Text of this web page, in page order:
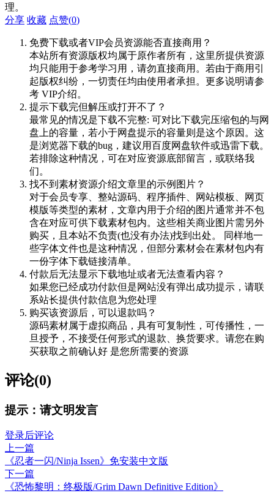
理。
分享 收藏 点赞(0)
免费下载或者VIP会员资源能否直接商用？
本站所有资源版权均属于原作者所有，这里所提供资源
均只能用于参考学习用，请勿直接商用。若由于商用引
起版权纠纷，一切责任均由使用者承担。更多说明请参
考 VIP介绍。
提示下载完但解压或打开不了？
最常见的情况是下载不完整: 可对比下载完压缩包的与网
盘上的容量，若小于网盘提示的容量则是这个原因。这
是浏览器下载的bug，建议用百度网盘软件或迅雷下载。
若排除这种情况，可在对应资源底部留言，或联络我
们。
找不到素材资源介绍文章里的示例图片？
对于会员专享、整站源码、程序插件、网站模板、网页
模版等类型的素材，文章内用于介绍的图片通常并不包
含在对应可供下载素材包内。这些相关商业图片需另外
购买，且本站不负责(也没有办法)找到出处。 同样地一
些字体文件也是这种情况，但部分素材会在素材包内有
一份字体下载链接清单。
付款后无法显示下载地址或者无法查看内容？
如果您已经成功付款但是网站没有弹出成功提示，请联
系站长提供付款信息为您处理
购买该资源后，可以退款吗？
源码素材属于虚拟商品，具有可复制性，可传播性，一
旦授予，不接受任何形式的退款、换货要求。请您在购
买获取之前确认好 是您所需要的资源
评论(0)
提示：请文明发言
登录后评论
上一篇
《忍者一闪/Ninja Issen》免安装中文版
下一篇
《恐怖黎明：终极版/Grim Dawn Definitive Edition》